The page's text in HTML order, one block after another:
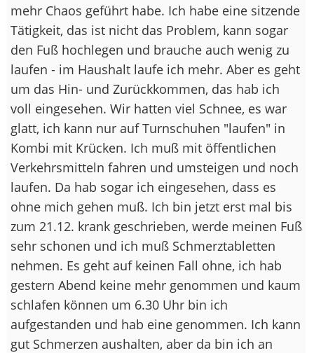
mehr Chaos geführt habe. Ich habe eine sitzende
Tätigkeit, das ist nicht das Problem, kann sogar
den Fuß hochlegen und brauche auch wenig zu
laufen - im Haushalt laufe ich mehr. Aber es geht
um das Hin- und Zurückkommen, das hab ich
voll eingesehen. Wir hatten viel Schnee, es war
glatt, ich kann nur auf Turnschuhen "laufen" in
Kombi mit Krücken. Ich muß mit öffentlichen
Verkehrsmitteln fahren und umsteigen und noch
laufen. Da hab sogar ich eingesehen, dass es
ohne mich gehen muß. Ich bin jetzt erst mal bis
zum 21.12. krank geschrieben, werde meinen Fuß
sehr schonen und ich muß Schmerztabletten
nehmen. Es geht auf keinen Fall ohne, ich hab
gestern Abend keine mehr genommen und kaum
schlafen können um 6.30 Uhr bin ich
aufgestanden und hab eine genommen. Ich kann
gut Schmerzen aushalten, aber da bin ich an